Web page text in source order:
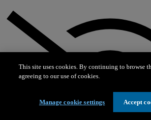
This site uses cookies. By continuing to browse
agreeing to our use of cookies.
Manage cookie settings Accept